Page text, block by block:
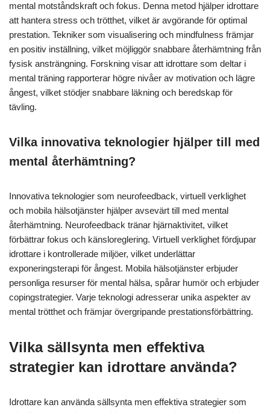
mental motståndskraft och fokus. Denna metod hjälper idrottare
att hantera stress och trötthet, vilket är avgörande för optimal
prestation. Tekniker som visualisering och mindfulness främjar
en positiv inställning, vilket möjliggör snabbare återhämtning från
fysisk ansträngning. Forskning visar att idrottare som deltar i
mental träning rapporterar högre nivåer av motivation och lägre
ångest, vilket stödjer snabbare läkning och beredskap för
tävling.
Vilka innovativa teknologier hjälper till med
mental återhämtning?
Innovativa teknologier som neurofeedback, virtuell verklighet
och mobila hälsotjänster hjälper avsevärt till med mental
återhämtning. Neurofeedback tränar hjärnaktivitet, vilket
förbättrar fokus och känsloreglering. Virtuell verklighet fördjupar
idrottare i kontrollerade miljöer, vilket underlättar
exponeringsterapi för ångest. Mobila hälsotjänster erbjuder
personliga resurser för mental hälsa, spårar humör och erbjuder
copingstrategier. Varje teknologi adresserar unika aspekter av
mental trötthet och främjar övergripande prestationsförbättring.
Vilka sällsynta men effektiva
strategier kan idrottare använda?
Idrottare kan använda sällsynta men effektiva strategier som